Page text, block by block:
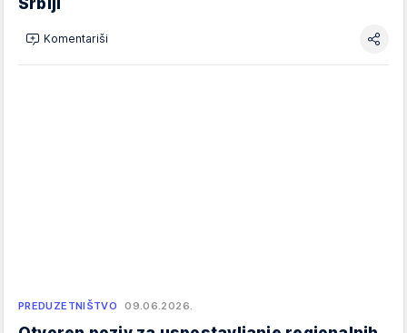
Komentariši
PREDUZETNIŠTVO 09.06.2026.